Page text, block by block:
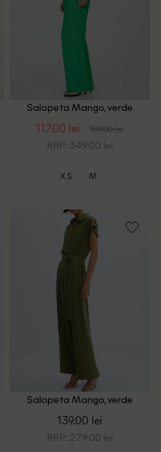
Salopeta Mango, verde
117.00 lei 199.00 lei
RRP: 349.00 lei
XS M
Salopeta Mango, verde
139.00 lei
RRP: 279.00 lei